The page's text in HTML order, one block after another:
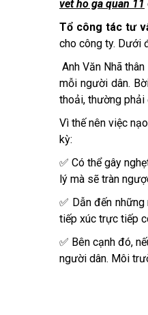
vet ho ga quan 11
Tổ công tác tư
cho công ty. Dưới
Anh Văn Nhã
mỗi người dân.
thoải, thường phải
Vì thế nên việc
kỳ:
✅ Có thể gây
lý mà sẽ tràn
✅ Dẫn đến
tiếp xúc trực tiếp
✅ Bên cạnh đó,
người dân. Môi